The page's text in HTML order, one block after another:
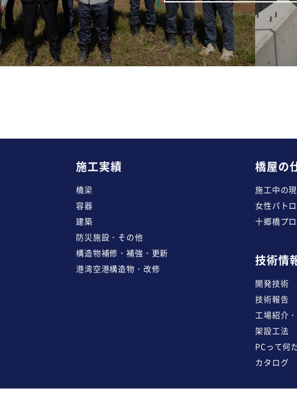
施工実績
橋梁
容器
建築
防災施設・その他
構造物補修・補強・更新
港湾空港構造物・改修
橋屋の
施工中の
女性パト
十郷橋プ
技術情
開発技術
技術報告
工場紹介
架設工法
PCって何
カタログ